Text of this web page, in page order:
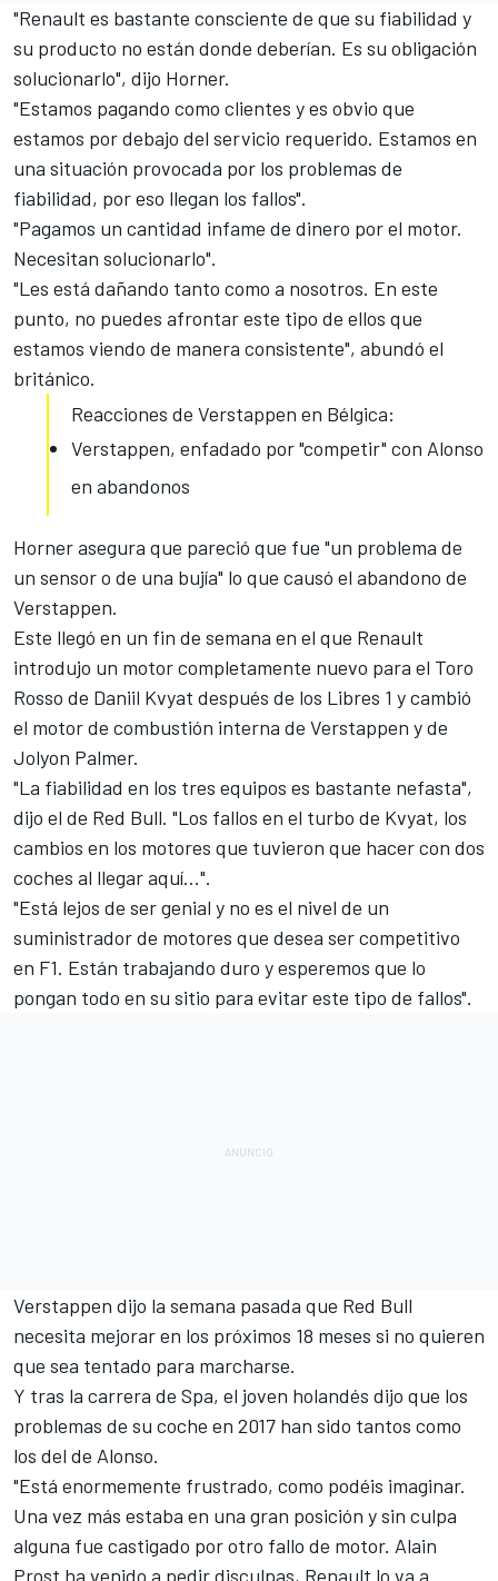
"Renault es bastante consciente de que su fiabilidad y
su producto no están donde deberían. Es su obligación
solucionarlo", dijo Horner.
"Estamos pagando como clientes y es obvio que
estamos por debajo del servicio requerido. Estamos en
una situación provocada por los problemas de
fiabilidad, por eso llegan los fallos".
"Pagamos un cantidad infame de dinero por el motor.
Necesitan solucionarlo".
"Les está dañando tanto como a nosotros. En este
punto, no puedes afrontar este tipo de ellos que
estamos viendo de manera consistente", abundó el
británico.
Reacciones de Verstappen en Bélgica:
Verstappen, enfadado por "competir" con Alonso
en abandonos
Horner asegura que pareció que fue "un problema de
un sensor o de una bujía" lo que causó el abandono de
Verstappen.
Este llegó en un fin de semana en el que Renault
introdujo un motor completamente nuevo para el Toro
Rosso de Daniil Kvyat después de los Libres 1 y cambió
el motor de combustión interna de Verstappen y de
Jolyon Palmer.
"La fiabilidad en los tres equipos es bastante nefasta",
dijo el de Red Bull. "Los fallos en el turbo de Kvyat, los
cambios en los motores que tuvieron que hacer con dos
coches al llegar aquí...".
"Está lejos de ser genial y no es el nivel de un
suministrador de motores que desea ser competitivo
en F1. Están trabajando duro y esperemos que lo
pongan todo en su sitio para evitar este tipo de fallos".
Verstappen dijo la semana pasada que Red Bull
necesita mejorar en los próximos 18 meses si no quieren
que sea tentado para marcharse.
Y tras la carrera de Spa, el joven holandés dijo que los
problemas de su coche en 2017 han sido tantos como
los del de Alonso.
"Está enormemente frustrado, como podéis imaginar.
Una vez más estaba en una gran posición y sin culpa
alguna fue castigado por otro fallo de motor. Alain
Prost ha venido a pedir disculpas, Renault lo va a